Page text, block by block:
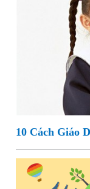
10 Cách Giáo